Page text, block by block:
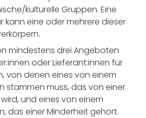
kulturelle Gruppen. Eine
kann eine oder mehrere dieser
mindestens drei Angeboten
oder Lieferant:innen für
von denen eines von einem
stammen muss, das von einer
und eines von einem
das einer Minderheit gehört.